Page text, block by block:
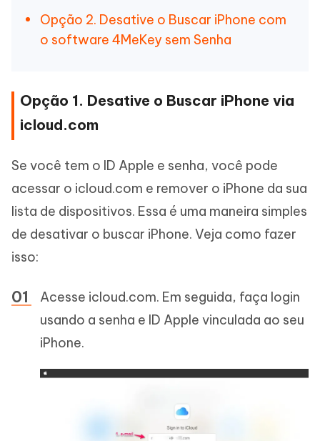
Opção 2. Desative o Buscar iPhone com
o software 4MeKey sem Senha
Opção 1. Desative o Buscar iPhone via
icloud.com
Se você tem o ID Apple e senha, você pode
acessar o icloud.com e remover o iPhone da sua
lista de dispositivos. Essa é uma maneira simples
de desativar o buscar iPhone. Veja como fazer
isso:
Acesse icloud.com. Em seguida, faça login
usando a senha e ID Apple vinculada ao seu
iPhone.